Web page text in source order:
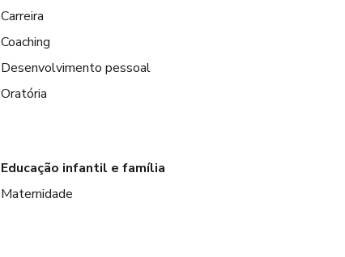
Carreira
Coaching
Desenvolvimento pessoal
Oratória
Educação infantil e família
Maternidade